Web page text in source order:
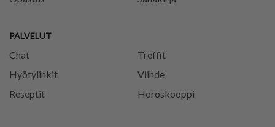
PALVELUT
Chat
Treffit
Hyötylinkit
Viihde
Reseptit
Horoskooppi